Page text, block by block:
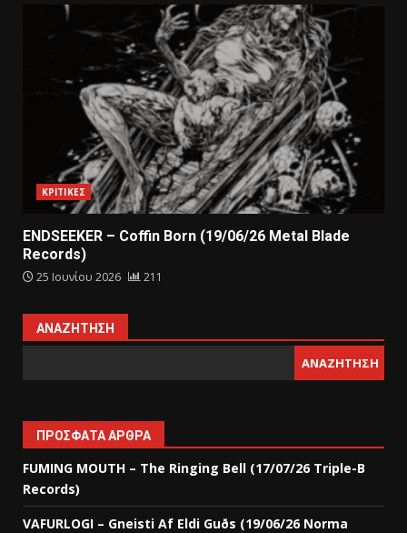
ΚΡΙΤΙΚΕΣ
ENDSEEKER – Coffin Born (19/06/26 Metal Blade
Records)
25 Ιουνίου 2026 211
ΑΝΑΖΉΤΗΣΗ
ΑΝΑΖΉΤΗΣΗ
ΠΡΌΣΦΑΤΑ ΆΡΘΡΑ
FUMING MOUTH – The Ringing Bell (17/07/26 Triple-B
Records)
VAFURLOGI – Gneisti Af Eldi Guðs (19/06/26 Norma